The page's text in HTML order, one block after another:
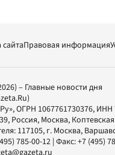
сайтаПравовая информация
– Главные новости дня
, ОГРН 1067761730376, ИНН
Россия, Москва,
117105, г. Москва,
785-00-12| Факс:+7 (495)